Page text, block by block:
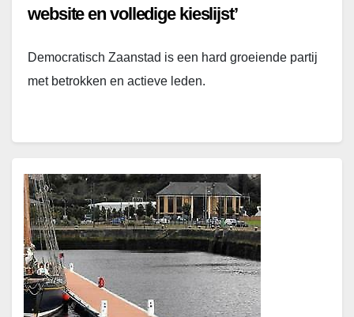
website en volledige kieslijst’
Democratisch Zaanstad is een hard groeiende partij
met betrokken en actieve leden.